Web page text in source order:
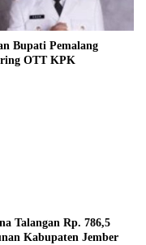
Bupati Pemalang
OTT KPK
Talangan Rp. 786,5
Kabupaten Jember